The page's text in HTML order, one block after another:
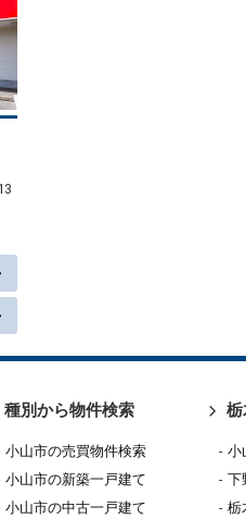
種別から物件検索
小山市の売買物件検索
小山市の新築一戸建て
小山市の中古一戸建て
栃
小
下
栃